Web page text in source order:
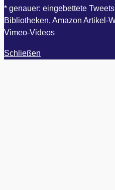
* genauer: eingebettete
Bibliotheken, Amazon Artikel-
Vimeo-Videos
Schließen